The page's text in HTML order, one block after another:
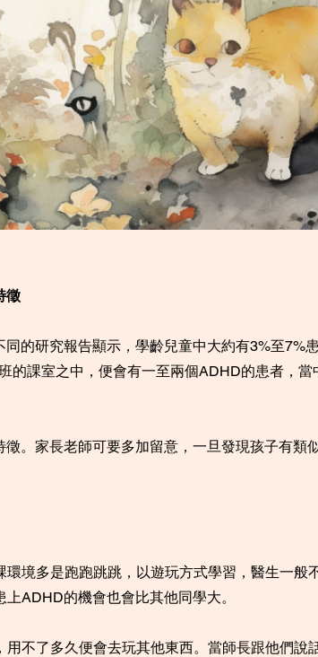
徵
的研究報告顯示，學齡兒童中大約有3%至7%
的課室之中，便會有一至兩個ADHD的患者，當
。家長老師可要多加留意，一旦發現孩子有類
境多是跑跑跳跳，以遊玩方式學習，醫生一般
ADHD的機會也會比其他同學大。
不了多久便會去玩其他東西。當師長跟他們說